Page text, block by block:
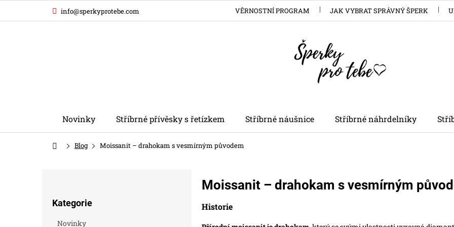
obsah
info@sperkyprotebe.com VĚRNOSTNÍ PROGRAM JAK VYBRAT SPRÁVNÝ ŠPERK
Novinky Stříbrné přívěsky s řetízkem Stříbrné náušnice Stříbrné náhrdelníky
DomůBlog Moissanit – drahokam s vesmírným původem
kategorie
Kategorie
Novinky
Moissanit – drahokam s vesmírným
Historie